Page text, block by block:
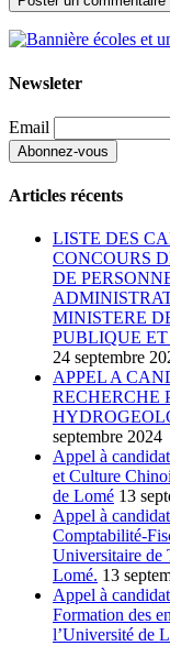
Newsleter
Email
Articles récents
LISTE DES
CONCOURS
DE
MINISTERE
PUBLIQUE
24 septembre
APPEL A
RECHERCHE
septembre 2024
Appel à
et Culture
de Lomé 13
Appel à
Comptabilité-
Universitaire de
Lomé. 13
Appel à
Formation des
l’Université de